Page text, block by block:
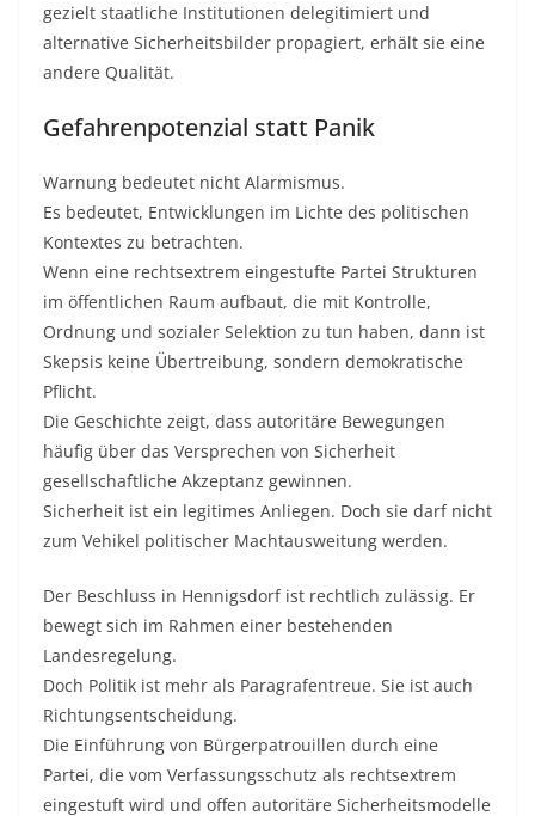
gezielt staatliche Institutionen delegitimiert und
alternative Sicherheitsbilder propagiert, erhält sie eine
andere Qualität.
Gefahrenpotenzial statt Panik
Warnung bedeutet nicht Alarmismus.
Es bedeutet, Entwicklungen im Lichte des politischen
Kontextes zu betrachten.
Wenn eine rechtsextrem eingestufte Partei Strukturen
im öffentlichen Raum aufbaut, die mit Kontrolle,
Ordnung und sozialer Selektion zu tun haben, dann ist
Skepsis keine Übertreibung, sondern demokratische
Pflicht.
Die Geschichte zeigt, dass autoritäre Bewegungen
häufig über das Versprechen von Sicherheit
gesellschaftliche Akzeptanz gewinnen.
Sicherheit ist ein legitimes Anliegen. Doch sie darf nicht
zum Vehikel politischer Machtausweitung werden.
Der Beschluss in Hennigsdorf ist rechtlich zulässig. Er
bewegt sich im Rahmen einer bestehenden
Landesregelung.
Doch Politik ist mehr als Paragrafentreue. Sie ist auch
Richtungsentscheidung.
Die Einführung von Bürgerpatrouillen durch eine
Partei, die vom Verfassungsschutz als rechtsextrem
eingestuft wird und offen autoritäre Sicherheitsmodelle